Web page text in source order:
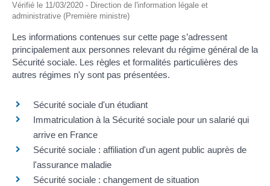
Vérifié le 11/03/2020 - Direction de l'information légale et
administrative (Première ministre)
Les informations contenues sur cette page s’adressent
principalement aux personnes relevant du régime général de la
Sécurité sociale. Les règles et formalités particulières des
autres régimes n'y sont pas présentées.
Sécurité sociale d'un étudiant
Immatriculation à la Sécurité sociale pour un salarié qui
arrive en France
Sécurité sociale : affiliation d'un agent public auprès de
l'assurance maladie
Sécurité sociale : changement de situation